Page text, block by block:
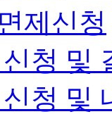
제신청
청 및
청 및